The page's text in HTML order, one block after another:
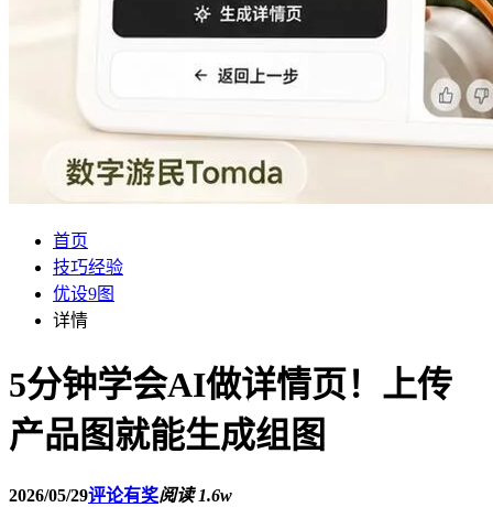
首页
技巧经验
优设9图
详情
5分钟学会AI做详情页！上传
产品图就能生成组图
2026/05/29评论有奖阅读 1.6w